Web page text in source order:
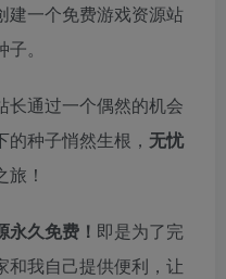
建一个免费游戏资源站
。
长通过一个偶然的机会
种子悄然生根， 无忧
！
久免费！ 即是为了完
和我自己提供便利，让